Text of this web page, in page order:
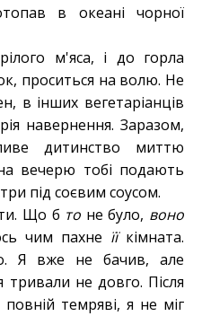
в океані чорної
м'яса, і до горла
проситься на волю. Не
в інших вегетаріанців
навернення. Заразом,
дитинство миттю
вечерю тобі подають
під соєвим соусом.
Що б то не було, воно
чим пахне їїкімната.
Я вже не бачив, але
тривали не довго. Після
темряві, я не міг